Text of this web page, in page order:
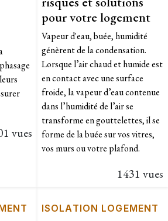
vues
pour votre logement
Vapeur d'eau, buée, humidité
génèrent de la condensation.
Lorsque l’air chaud et humide est
en contact avec une surface
froide, la vapeur d’eau contenue
dans l’humidité de l’air se
transforme en gouttelettes, il se
forme de la buée sur vos vitres,
vos murs ou votre plafond.
1431 vues
ISOLATION LOGEMENT